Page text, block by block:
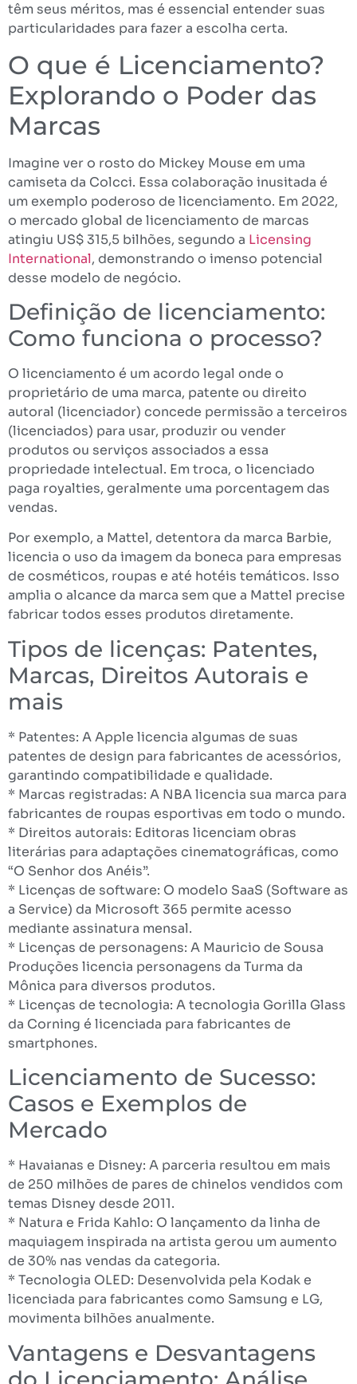
têm seus méritos, mas é essencial entender suas
particularidades para fazer a escolha certa.
O que é Licenciamento?
Explorando o Poder das
Marcas
Imagine ver o rosto do Mickey Mouse em uma
camiseta da Colcci. Essa colaboração inusitada é
um exemplo poderoso de licenciamento. Em 2022,
o mercado global de licenciamento de marcas
atingiu US$ 315,5 bilhões, segundo a Licensing
International, demonstrando o imenso potencial
desse modelo de negócio.
Definição de licenciamento:
Como funciona o processo?
O licenciamento é um acordo legal onde o
proprietário de uma marca, patente ou direito
autoral (licenciador) concede permissão a terceiros
(licenciados) para usar, produzir ou vender
produtos ou serviços associados a essa
propriedade intelectual. Em troca, o licenciado
paga royalties, geralmente uma porcentagem das
vendas.
Por exemplo, a Mattel, detentora da marca Barbie,
licencia o uso da imagem da boneca para empresas
de cosméticos, roupas e até hotéis temáticos. Isso
amplia o alcance da marca sem que a Mattel precise
fabricar todos esses produtos diretamente.
Tipos de licenças: Patentes,
Marcas, Direitos Autorais e
mais
* Patentes: A Apple licencia algumas de suas
patentes de design para fabricantes de acessórios,
garantindo compatibilidade e qualidade.
* Marcas registradas: A NBA licencia sua marca para
fabricantes de roupas esportivas em todo o mundo.
* Direitos autorais: Editoras licenciam obras
literárias para adaptações cinematográficas, como
“O Senhor dos Anéis”.
* Licenças de software: O modelo SaaS (Software as
a Service) da Microsoft 365 permite acesso
mediante assinatura mensal.
* Licenças de personagens: A Mauricio de Sousa
Produções licencia personagens da Turma da
Mônica para diversos produtos.
* Licenças de tecnologia: A tecnologia Gorilla Glass
da Corning é licenciada para fabricantes de
smartphones.
Licenciamento de Sucesso:
Casos e Exemplos de
Mercado
* Havaianas e Disney: A parceria resultou em mais
de 250 milhões de pares de chinelos vendidos com
temas Disney desde 2011.
* Natura e Frida Kahlo: O lançamento da linha de
maquiagem inspirada na artista gerou um aumento
de 30% nas vendas da categoria.
* Tecnologia OLED: Desenvolvida pela Kodak e
licenciada para fabricantes como Samsung e LG,
movimenta bilhões anualmente.
Vantagens e Desvantagens